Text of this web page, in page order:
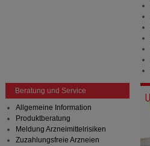
Beratung und Service
Allgemeine Information
Produktberatung
Meldung Arzneimittelrisiken
Zuzahlungsfreie Arzneien